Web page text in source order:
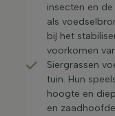
insecten en
als
bij het
voorkomen
Siergrassen
tuin. Hun
hoogte en
en